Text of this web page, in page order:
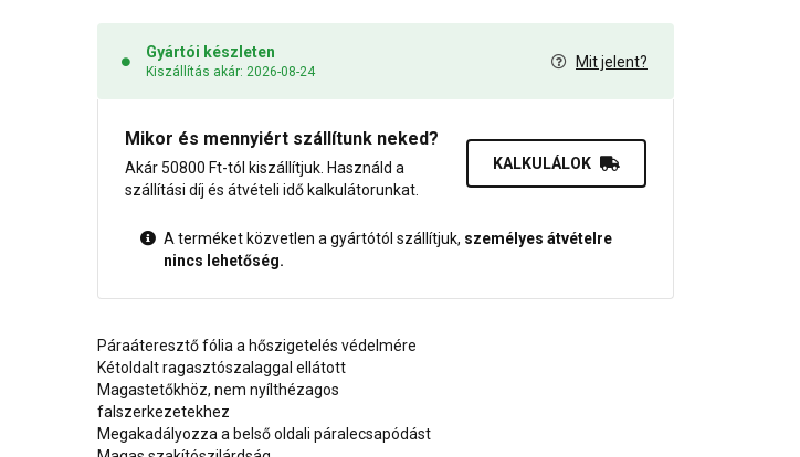
Gyártói készleten
Kiszállítás akár: 2026-08-24
Mit jelent?
Mikor és mennyiért szállítunk neked?
Akár 50800 Ft-tól kiszállítjuk. Használd a
szállítási díj és átvételi idő kalkulátorunkat.
KALKULÁLOK
A terméket közvetlen a gyártótól szállítjuk, személyes átvételre
nincs lehetőség.
Páraáteresztő fólia a hőszigetelés védelmére
Kétoldalt ragasztószalaggal ellátott
Magastetőkhöz, nem nyílthézagos
falszerkezetekhez
Megakadályozza a belső oldali páralecsapódást